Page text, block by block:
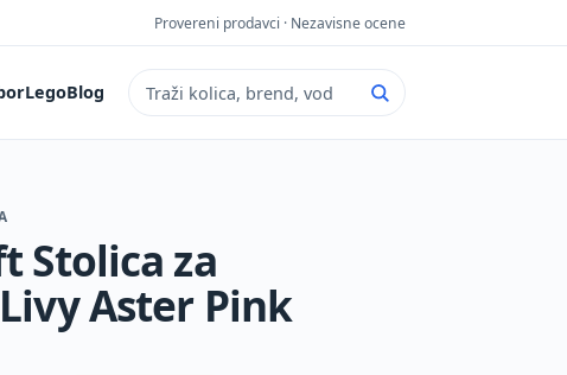
Provereni prodavci · Nezavisne ocene
LegoBlog
Pretraga sajta
Stolica za
Aster Pink